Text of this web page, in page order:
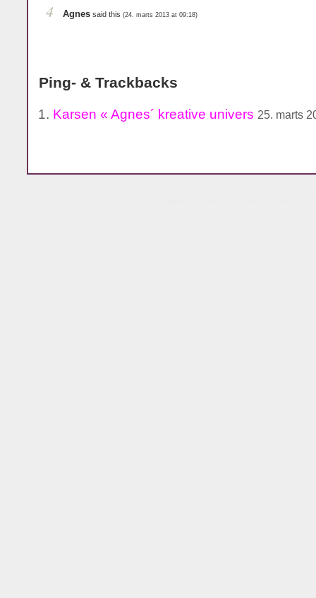
4 Agnes said this (24. marts 2013 at 09:18)
Ping- & Trackbacks
Karsen « Agnes´ kreative univers 25. marts